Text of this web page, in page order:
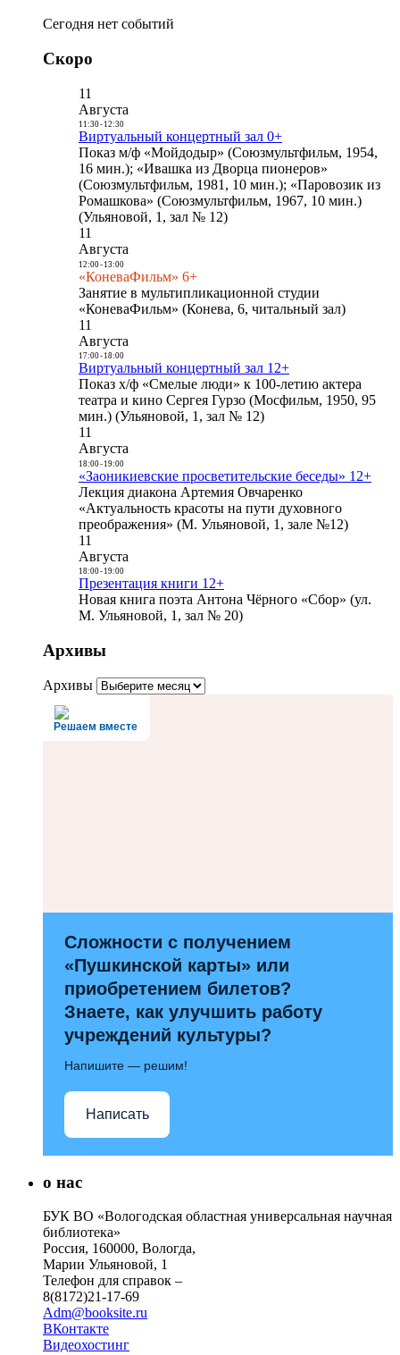
Сегодня нет событий
Скоро
11
Августа
11:30- 12:30
Виртуальный концертный зал 0+
Показ м/ф «Мойдодыр» (Союзмультфильм, 1954,
16 мин.); «Ивашка из Дворца пионеров»
(Союзмультфильм, 1981, 10 мин.); «Паровозик из
Ромашкова» (Союзмультфильм, 1967, 10 мин.)
(Ульяновой, 1, зал № 12)
11
Августа
12:00- 13:00
«КоневаФильм» 6+
Занятие в мультипликационной студии
«КоневаФильм» (Конева, 6, читальный зал)
11
Августа
17:00- 18:00
Виртуальный концертный зал 12+
Показ х/ф «Смелые люди» к 100-летию актера
театра и кино Сергея Гурзо (Мосфильм, 1950, 95
мин.) (Ульяновой, 1, зал № 12)
11
Августа
18:00- 19:00
«Заоникиевские просветительские беседы» 12+
Лекция диакона Артемия Овчаренко
«Актуальность красоты на пути духовного
преображения» (М. Ульяновой, 1, зале №12)
11
Августа
18:00- 19:00
Презентация книги 12+
Новая книга поэта Антона Чёрного «Сбор» (ул.
М. Ульяновой, 1, зал № 20)
Архивы
Архивы
Решаем вместе
Сложности с получением
«Пушкинской карты» или
приобретением билетов?
Знаете, как улучшить работу
учреждений культуры?
Напишите — решим!
Написать
о нас
БУК ВО «Вологодская областная универсальная научная
библиотека»
Россия, 160000, Вологда,
Марии Ульяновой, 1
Телефон для справок –
8(8172)21-17-69
Adm@booksite.ru
ВКонтакте
Видеохостинг